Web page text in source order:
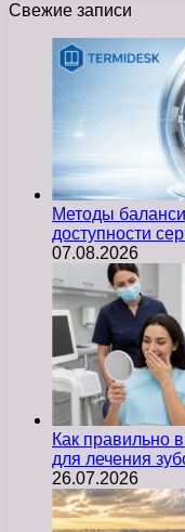
Свежие записи
Методы
доступности
07.08.2026
Как правильно
для лечения
26.07.2026